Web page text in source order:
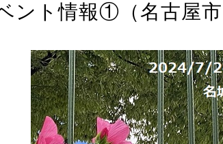
ント情報①（名古屋市